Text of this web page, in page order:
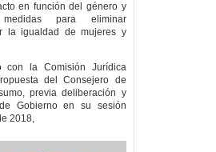
en función del género y
para eliminar
la igualdad de mujeres y
con la Comisión Jurídica
del Consejero de
previa deliberación y
Gobierno en su sesión
2018,